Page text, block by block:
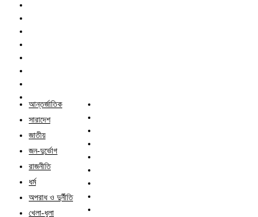
আন্তর্জাতিক
সারাদেশ
জাতীয়
জন-দুর্ভোগ
রাজনীতি
ধর্ম
অপরাধ ও দুর্নীতি
খেলা-ধুলা